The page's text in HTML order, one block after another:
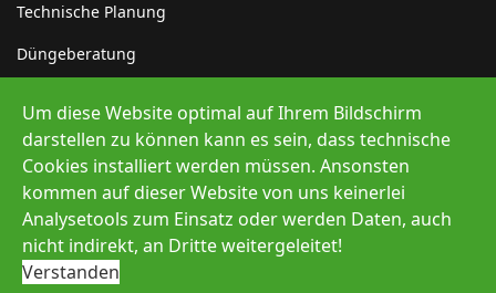
Technische Planung
Düngeberatung
Erneuerbare Energie
© 2026 Müller Abfallprojekte GmbH
Um diese Website optimal auf Ihrem Bildschirm
darstellen zu können kann es sein, dass technische
Cookies installiert werden müssen. Ansonsten
kommen auf dieser Website von uns keinerlei
Analysetools zum Einsatz oder werden Daten, auch
nicht indirekt, an Dritte weitergeleitet!
Verstanden